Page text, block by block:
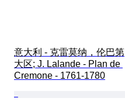
意大利 - 克雷莫纳，伦巴第
大区; J. Lalande - Plan de
Cremone - 1761-1780